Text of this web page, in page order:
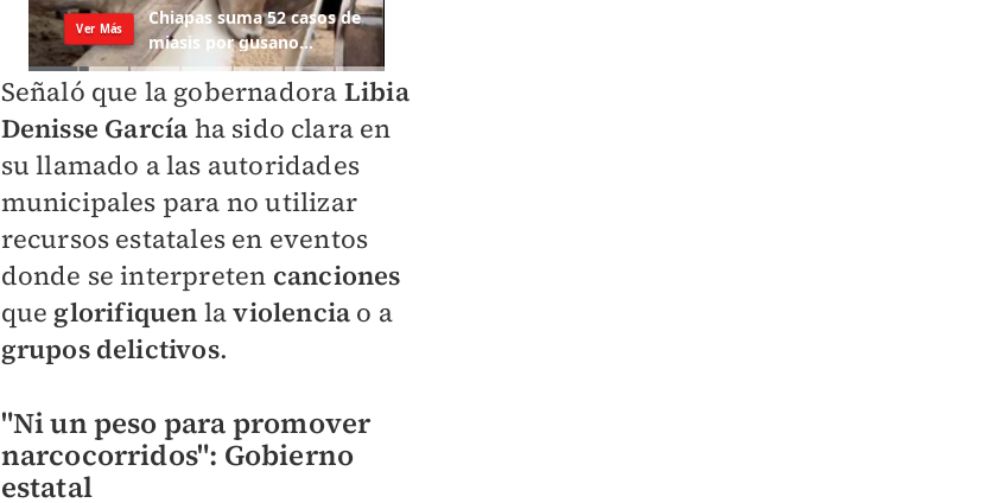
Señaló que la gobernadora Libia
Denisse García ha sido clara en
su llamado a las autoridades
municipales para no utilizar
recursos estatales en eventos
donde se interpreten canciones
que glorifiquen laviolencia o a
grupos delictivos.
"Ni un peso para promover
narcocorridos": Gobierno
estatal